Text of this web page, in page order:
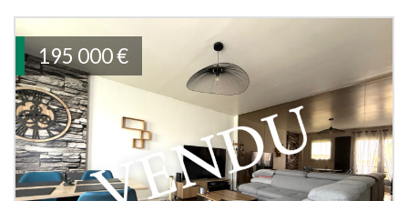
195 000€